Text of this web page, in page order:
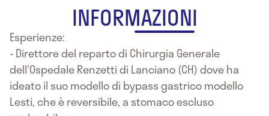
INFORMAZIONI
Esperienze:
- Direttore del reparto di Chirurgia Generale
dell'Ospedale Renzetti di Lanciano (CH) dove ha
ideato il suo modello di bypass gastrico modello
Lesti, che è reversibile, a stomaco escluso